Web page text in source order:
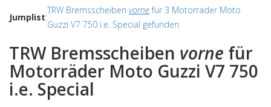
Jumplist:
TRW Bremsscheiben vornefür 3 Motorräder Moto
Guzzi V7 750 i.e. Special gefunden
TRW Bremsscheiben vorne für
Motorräder Moto Guzzi V7 750
i.e. Special